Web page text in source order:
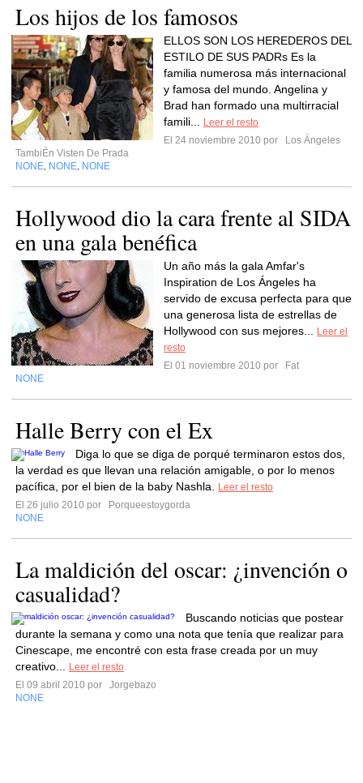
Los hijos de los famosos
ELLOS SON LOS HEREDEROS DEL
ESTILO DE SUS PADRs Es la
familia numerosa más internacional
y famosa del mundo. Angelina y
Brad han formado una multirracial
famili...
Leer el resto
El 24 noviembre 2010 por
Los Ángeles
TambiÉn Visten De Prada
NONE NONE NONE
Hollywood dio la cara frente al SIDA
en una gala benéfica
Un año más la gala Amfar's
Inspiration de Los Ángeles ha
servido de excusa perfecta para que
una generosa lista de estrellas de
Hollywood con sus mejores...
Leer el
resto
El 01 noviembre 2010 por
Fat
NONE
Halle Berry con el Ex
Diga lo que se diga de porqué terminaron estos dos,
la verdad es que llevan una relación amigable, o por lo menos
pacífica, por el bien de la baby Nashla.
Leer el resto
El 26 julio 2010 por
Porqueestoygorda
NONE
La maldición del oscar: ¿invención o
casualidad?
Buscando noticias que postear
durante la semana y como una nota que tenía que realizar para
Cinescape, me encontré con esta frase creada por un muy
creativo...
Leer el resto
El 09 abril 2010 por
Jorgebazo
NONE